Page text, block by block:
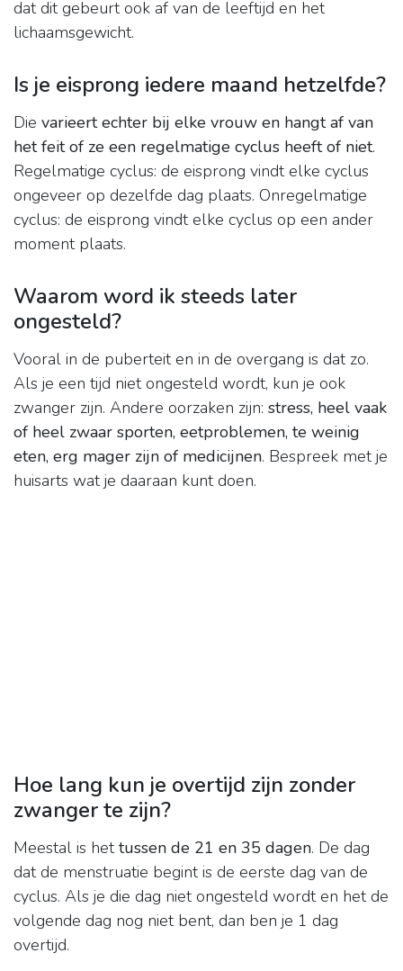
dat dit gebeurt ook af van de leeftijd en het
lichaamsgewicht.
Is je eisprong iedere maand hetzelfde?
Die varieert echter bij elke vrouw en hangt af van
het feit of ze een regelmatige cyclus heeft of niet.
Regelmatige cyclus: de eisprong vindt elke cyclus
ongeveer op dezelfde dag plaats. Onregelmatige
cyclus: de eisprong vindt elke cyclus op een ander
moment plaats.
Waarom word ik steeds later
ongesteld?
Vooral in de puberteit en in de overgang is dat zo.
Als je een tijd niet ongesteld wordt, kun je ook
zwanger zijn. Andere oorzaken zijn: stress, heel vaak
of heel zwaar sporten, eetproblemen, te weinig
eten, erg mager zijn of medicijnen. Bespreek met je
huisarts wat je daaraan kunt doen.
Hoe lang kun je overtijd zijn zonder
zwanger te zijn?
Meestal is hettussen de 21 en 35 dagen. De dag
dat de menstruatie begint is de eerste dag van de
cyclus. Als je die dag niet ongesteld wordt en het de
volgende dag nog niet bent, dan ben je 1 dag
overtijd.